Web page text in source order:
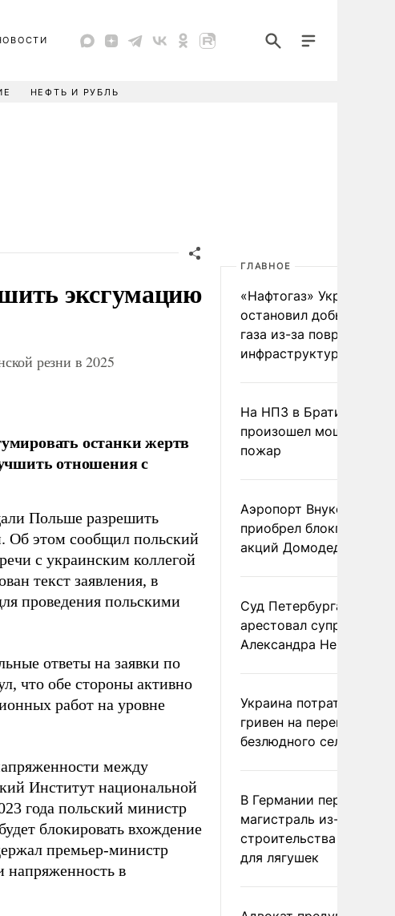
НЕФТЬ И РУБЛЬ
эксгумацию
резни в 2025
останки жертв
отношения с
Польше разрешить
Об этом сообщил польский
с украинским коллегой
текст заявления, в
проведения польскими
ответы на заявки по
что обе стороны активно
работ на уровне
между
Институт национальной
года польский министр
блокировать вхождение
премьер-министр
напряженность в
ГЛАВНОЕ
«Нафтогаз» Украины
остановил добычу
газа из-за повреждения
инфраструктуры
На НПЗ в Братиславе
произошел мощный
пожар
Аэропорт Внуково
приобрел блокпакет
акций Домодедово
Суд Петербурга заочно
арестовал супругу
Александра Невзорова
Украина потратила 1
гривен на
безлюдного села
В Германии перекрыли
магистраль из-за
строительства
для лягушек